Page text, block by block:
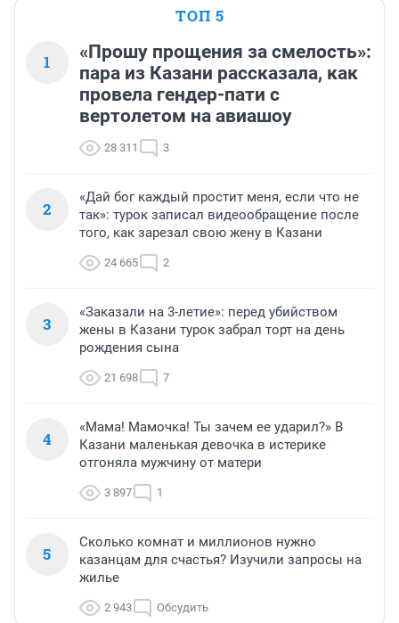
ТОП 5
1
«Прошу прощения за смелость»:
пара из Казани рассказала, как
провела гендер-пати с
вертолетом на авиашоу
28 311 3
2
«Дай бог каждый простит меня, если что не
так»: турок записал видеообращение после
того, как зарезал свою жену в Казани
24 665 2
3
«Заказали на 3-летие»: перед убийством
жены в Казани турок забрал торт на день
рождения сына
21 698 7
4
«Мама! Мамочка! Ты зачем ее ударил?» В
Казани маленькая девочка в истерике
отгоняла мужчину от матери
3 897 1
5
Сколько комнат и миллионов нужно
казанцам для счастья? Изучили запросы на
жилье
2 943 Обсудить